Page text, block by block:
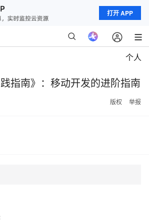
打开 APP
个人
指南》：移动开发的进阶指南
版权 举报